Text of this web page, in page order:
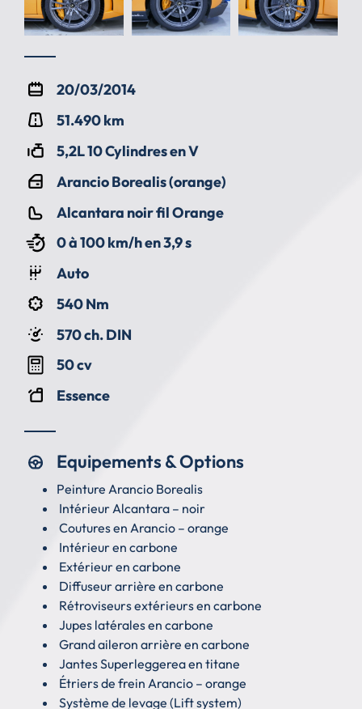
20/03/2014
51.490 km
5,2L 10 Cylindres en V
Arancio Borealis (orange)
Alcantara noir fil Orange
0 à 100 km/h en 3,9 s
Auto
540 Nm
570 ch. DIN
50 cv
Essence
Equipements & Options
Peinture Arancio Borealis
Intérieur Alcantara – noir
Coutures en Arancio – orange
Intérieur en carbone
Extérieur en carbone
Diffuseur arrière en carbone
Rétroviseurs extérieurs en carbone
Jupes latérales en carbone
Grand aileron arrière en carbone
Jantes Superleggerea en titane
Étriers de frein Arancio – orange
Système de levage (Lift system)